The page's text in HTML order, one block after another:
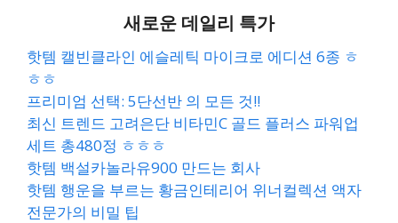
새로운 데일리 특가
핫템 캘빈클라인 에슬레틱 마이크로 에디션 6종 ㅎ
ㅎㅎ
프리미엄 선택: 5단선반 의 모든 것!!
최신 트렌드 고려은단 비타민C 골드 플러스 파워업
세트 총480정 ㅎㅎㅎ
핫템 백설카놀라유900 만드는 회사
핫템 행운을 부르는 황금인테리어 위너컬렉션 액자
전문가의 비밀 팁